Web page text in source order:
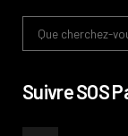
Suivre SOS